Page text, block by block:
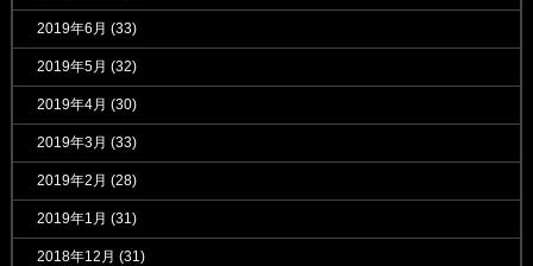
2019年6月 (33)
2019年5月 (32)
2019年4月 (30)
2019年3月 (33)
2019年2月 (28)
2019年1月 (31)
2018年12月 (31)